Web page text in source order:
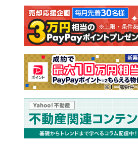
注文住宅 土地
売却査定